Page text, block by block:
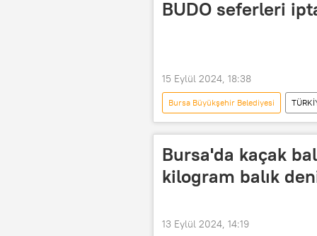
BUDO seferleri
15 Eylül 2024, 18:38
Bursa Büyükşehir Belediyesi
Mudanya
Feribot
Bursa'da kaçak
kilogram balık
13 Eylül 2024, 14:19